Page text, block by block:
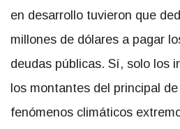
en desarrollo tuvieron que
millones de dólares a pagar
deudas públicas. Sí, solo los
los montantes del principal
fenómenos climáticos